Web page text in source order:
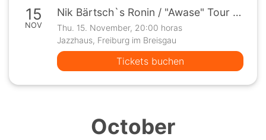
15
NOV
Nik Bärtsch`s Ronin / "Awase" Tour 2018 / Jazz, Electronics
Thu. 15. November, 20:00 horas
Jazzhaus, Freiburg im Breisgau
Tickets buchen
October